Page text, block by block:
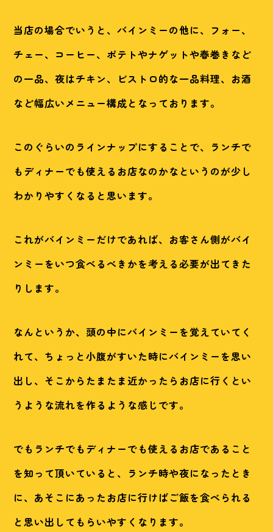
当店の場合でいうと、バインミーの他に、フォー、
チェー、コーヒー、ポテトやナゲットや春巻きなど
の一品、夜はチキン、ビストロ的な一品料理、お酒
など幅広いメニュー構成となっております。
このぐらいのラインナップにすることで、ランチで
もディナーでも使えるお店なのかなというのが少し
わかりやすくなると思います。
これがバインミーだけであれば、お客さん側がバイ
ンミーをいつ食べるべきかを考える必要が出てきた
りします。
なんというか、頭の中にバインミーを覚えていてく
れて、ちょっと小腹がすいた時にバインミーを思い
出し、そこからたまたま近かったらお店に行くとい
うような流れを作るような感じです。
でもランチでもディナーでも使えるお店であること
を知って頂いていると、ランチ時や夜になったとき
に、あそこにあったお店に行けばご飯を食べられる
と思い出してもらいやすくなります。